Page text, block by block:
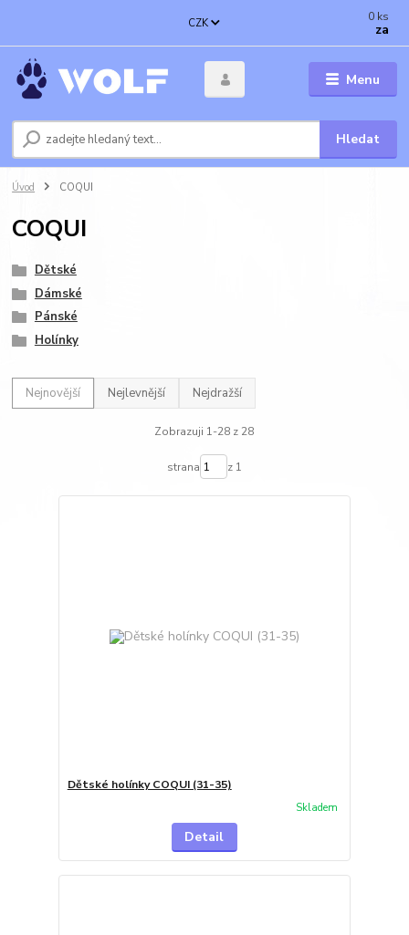
Menu
CZK
Hledat
0 ks
za
Úvod COQUI
COQUI
Dětské
Dámské
Pánské
Holínky
Nejnovější Nejlevnější Nejdražší
Zobrazuji 1-28 z 28
strana z 1
Dětské holínky COQUI (31-35)
Skladem
Detail